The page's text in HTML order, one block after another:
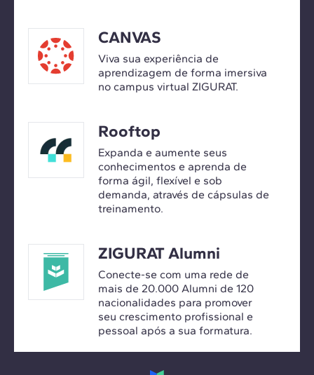
CANVAS
Viva sua experiência de
aprendizagem de forma imersiva
no campus virtual ZIGURAT.
Rooftop
Expanda e aumente seus
conhecimentos e aprenda de
forma ágil, flexível e sob
demanda, através de cápsulas de
treinamento.
ZIGURAT Alumni
Conecte-se com uma rede de
mais de 20.000 Alumni de 120
nacionalidades para promover
seu crescimento profissional e
pessoal após a sua formatura.